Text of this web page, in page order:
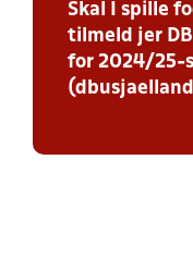
Skal I spille
tilmeld jer
for 2024/25-